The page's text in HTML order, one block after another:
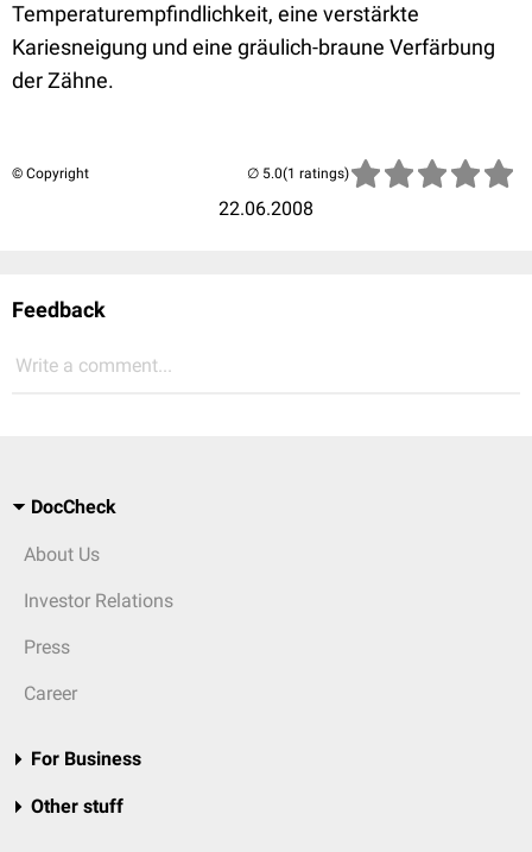
Temperaturempfindlichkeit, eine verstärkte
Kariesneigung und eine gräulich-braune Verfärbung
der Zähne.
© Copyright
22.06.2008
(1 ratings)
Feedback
Write a comment...
DocCheck
About Us
Investor Relations
Press
Career
For Business
Other stuff